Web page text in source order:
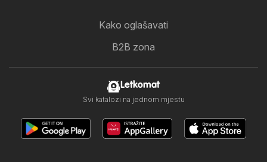
Kako oglašavati
B2B zona
Letkomat
Svi katalozi na jednom mjestu